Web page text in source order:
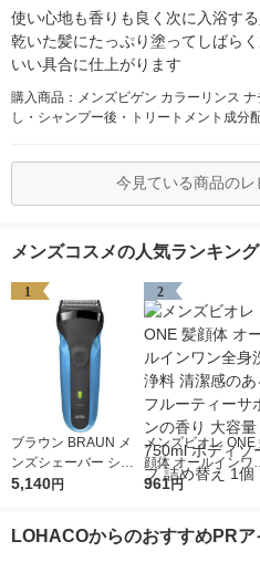
使い心地も香りも良く次に入浴す
乾いた髪にたっぷり塗ってしばら
いい具合に仕上がります
購入商品：メンズビゲン カラーリンス
し・シャンプー後・トリートメント成分
今見ている商品のレ
メンズコスメの人気ランキング
1
ブラウン BRAUN メ
ンズシェーバー シリ
ーズ3 3枚刃 お風呂剃
り
5,140円
2
メンズビオレ ONE
顔体 オールインワ
全身洗浄料 清潔感の
ml ボディソープ 詰
961円
LOHACOからのおすすめPRア